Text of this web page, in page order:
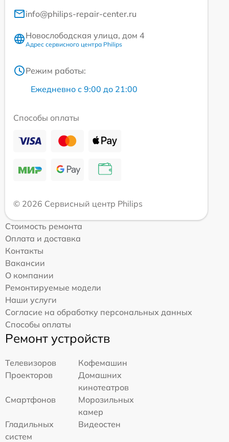
info@philips-repair-center.ru
Новослободская улица, дом 4
Адрес сервисного центра Philips
Режим работы:
Ежедневно с 9:00 до 21:00
Способы оплаты
© 2026 Сервисный центр Philips
Стоимость ремонта
Оплата и доставка
Контакты
Вакансии
О компании
Ремонтируемые модели
Наши услуги
Согласие на обработку персональных данных
Способы оплаты
Ремонт устройств
Телевизоров
Кофемашин
Проекторов
Домашних
кинотеатров
Смартфонов
Морозильных
камер
Гладильных
систем
Видеостен